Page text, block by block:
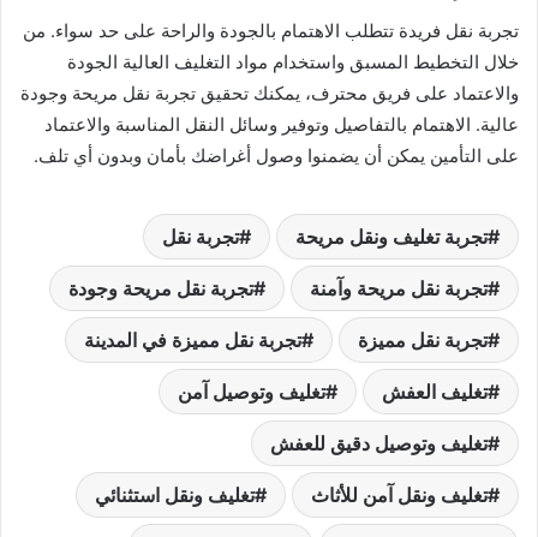
تجربة نقل فريدة تتطلب الاهتمام بالجودة والراحة على حد سواء. من
خلال التخطيط المسبق واستخدام مواد التغليف العالية الجودة
والاعتماد على فريق محترف، يمكنك تحقيق تجربة نقل مريحة وجودة
عالية. الاهتمام بالتفاصيل وتوفير وسائل النقل المناسبة والاعتماد
على التأمين يمكن أن يضمنوا وصول أغراضك بأمان وبدون أي تلف.
تجربة تغليف ونقل مريحة تجربة نقل
تجربة نقل مريحة وآمنة تجربة نقل مريحة وجودة
تجربة نقل مميزة تجربة نقل مميزة في المدينة
تغليف العفش تغليف وتوصيل آمن
تغليف وتوصيل دقيق للعفش
تغليف ونقل آمن للأثاث تغليف ونقل استثنائي